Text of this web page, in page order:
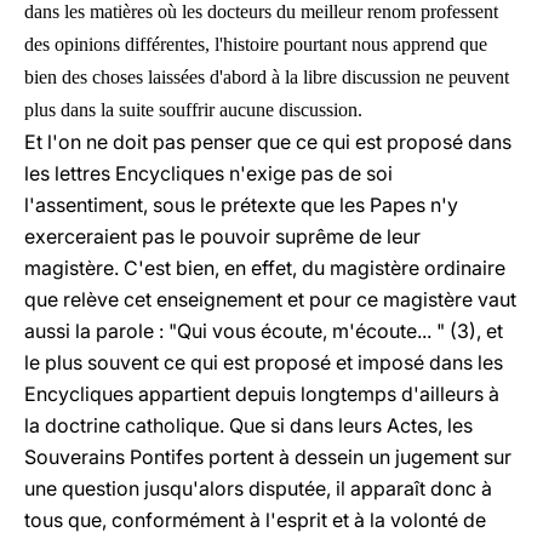
dans les matières où les docteurs du meilleur renom professent
des opinions différentes, l'histoire pourtant nous apprend que
bien des choses laissées d'abord à la libre discussion ne peuvent
plus dans la suite souffrir aucune discussion.
Et l'on ne doit pas penser que ce qui est proposé dans
les lettres Encycliques n'exige pas de soi
l'assentiment, sous le prétexte que les Papes n'y
exerceraient pas le pouvoir suprême de leur
magistère. C'est bien, en effet, du magistère ordinaire
que relève cet enseignement et pour ce magistère vaut
aussi la parole : "Qui vous écoute, m'écoute... " (3), et
le plus souvent ce qui est proposé et imposé dans les
Encycliques appartient depuis longtemps d'ailleurs à
la doctrine catholique. Que si dans leurs Actes, les
Souverains Pontifes portent à dessein un jugement sur
une question jusqu'alors disputée, il apparaît donc à
tous que, conformément à l'esprit et à la volonté de